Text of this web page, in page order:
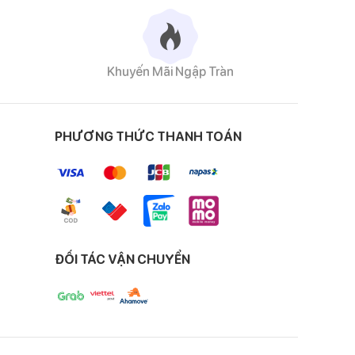
tỷ lệ hợp lý, mang
thấm hút mồ hôi
ánh mặt trời trực
trạng hăm bí do đổ
Khuyến Mãi Ngập Tràn
PHƯƠNG THỨC THANH TOÁN
ĐỐI TÁC VẬN CHUYỂN